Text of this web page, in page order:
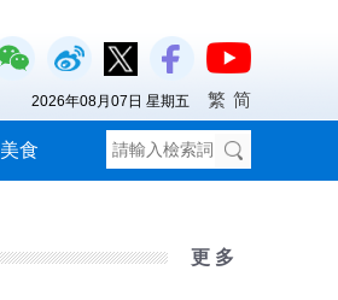
美食
2026年08月07日 星期五 繁 简
更 多